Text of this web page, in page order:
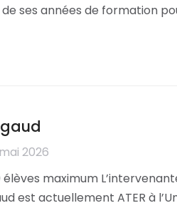
ses années de formation
2026
maximum
est actuellement ATER à